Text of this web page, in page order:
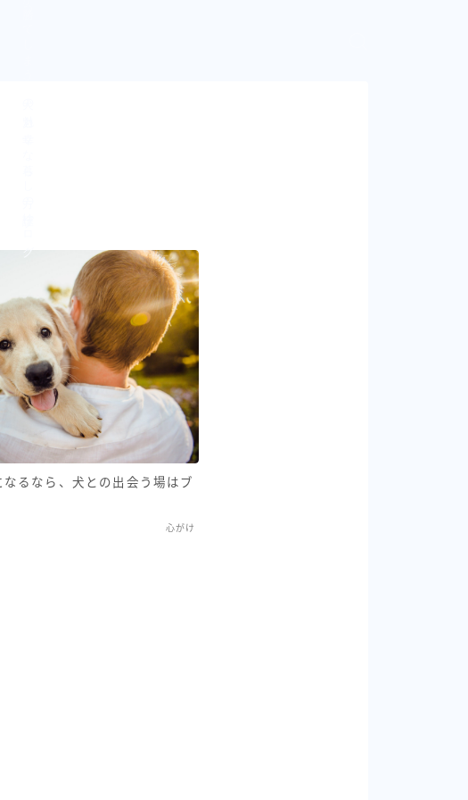
るなら、犬との出会う場はブ
心がけ